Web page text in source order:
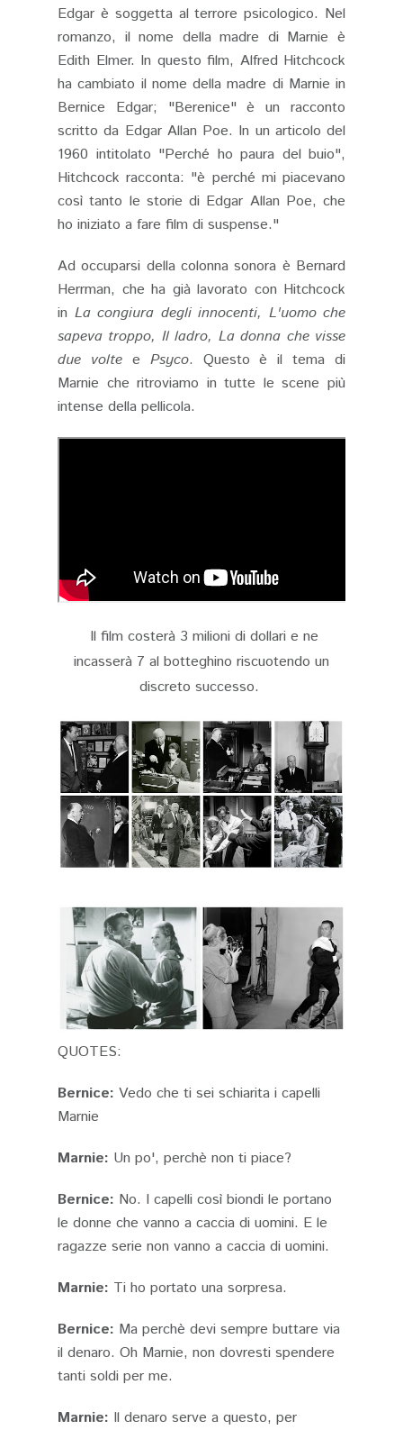
Edgar è soggetta al terrore psicologico. Nel
romanzo, il nome della madre di Marnie è
Edith Elmer. In questo film, Alfred Hitchcock
ha cambiato il nome della madre di Marnie in
Bernice Edgar; "Berenice" è un racconto
scritto da Edgar Allan Poe. In un articolo del
1960 intitolato "Perché ho paura del buio",
Hitchcock racconta: "è perché mi piacevano
così tanto le storie di Edgar Allan Poe, che
ho iniziato a fare film di suspense."
Ad occuparsi della colonna sonora è Bernard
Herrman, che ha già lavorato con Hitchcock
in La congiura degli innocenti, L'uomo che
sapeva troppo, Il ladro, La donna che visse
due volte e Psyco. Questo è il tema di
Marnie che ritroviamo in tutte le scene più
intense della pellicola.
Il film costerà 3 milioni di dollari e ne
incasserà 7 al botteghino riscuotendo un
discreto successo.
QUOTES:
Bernice: Vedo che ti sei schiarita i capelli
Marnie
Marnie: Un po', perchè non ti piace?
Bernice: No. I capelli così biondi le portano
le donne che vanno a caccia di uomini. E le
ragazze serie non vanno a caccia di uomini.
Marnie: Ti ho portato una sorpresa.
Bernice: Ma perchè devi sempre buttare via
il denaro. Oh Marnie, non dovresti spendere
tanti soldi per me.
Marnie: Il denaro serve a questo, per